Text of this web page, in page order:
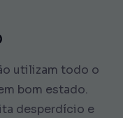
utilizam todo o
bom estado.
desperdício e